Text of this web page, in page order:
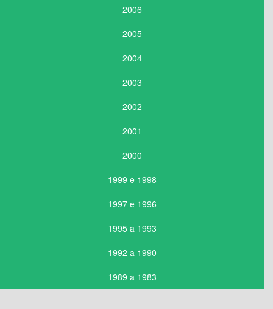
2006
2005
2004
2003
2002
2001
2000
1999 e 1998
1997 e 1996
1995 a 1993
1992 a 1990
1989 a 1983